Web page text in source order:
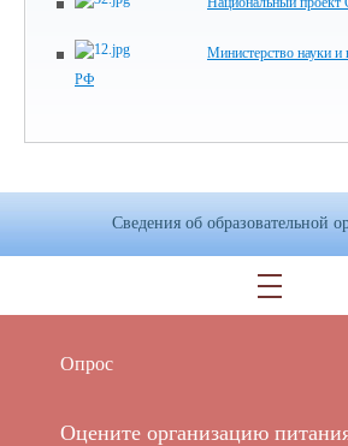
Министерство науки
РФ
Сведения об образовательной
Опрос
Оцените организацию